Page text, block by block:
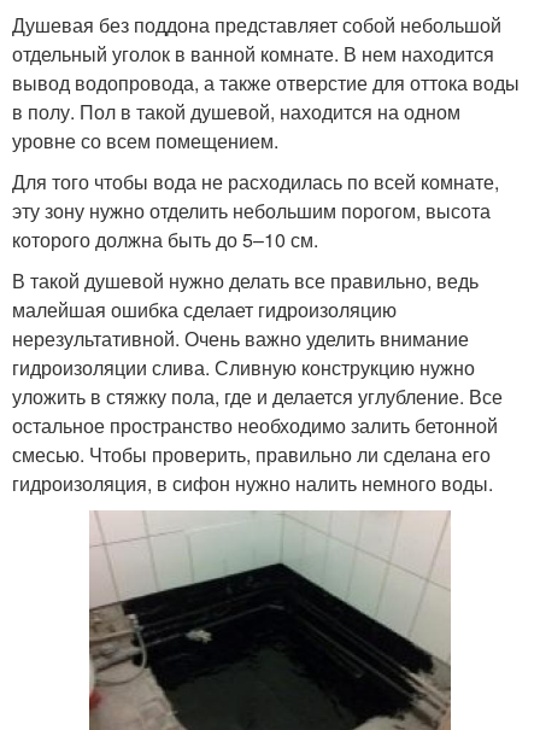
Душевая без поддона представляет собой небольшой
отдельный уголок в ванной комнате. В нем находится
вывод водопровода, а также отверстие для оттока воды
в полу. Пол в такой душевой, находится на одном
уровне со всем помещением.
Для того чтобы вода не расходилась по всей комнате,
эту зону нужно отделить небольшим порогом, высота
которого должна быть до 5–10 см.
В такой душевой нужно делать все правильно, ведь
малейшая ошибка сделает гидроизоляцию
нерезультативной. Очень важно уделить внимание
гидроизоляции слива. Сливную конструкцию нужно
уложить в стяжку пола, где и делается углубление. Все
остальное пространство необходимо залить бетонной
смесью. Чтобы проверить, правильно ли сделана его
гидроизоляция, в сифон нужно налить немного воды.